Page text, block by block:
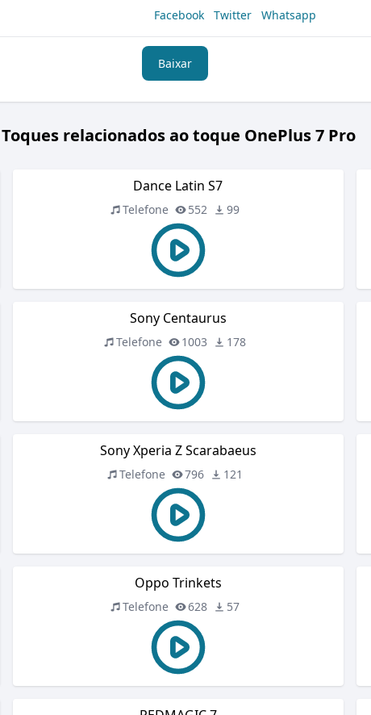
Facebook Twitter Whatsapp
Baixar
Toques relacionados ao toque OnePlus 7 Pro
Dance Latin S7
Telefone 552 99
Sony Centaurus
Telefone 1003 178
Sony Xperia Z Scarabaeus
Telefone 796 121
Oppo Trinkets
Telefone 628 57